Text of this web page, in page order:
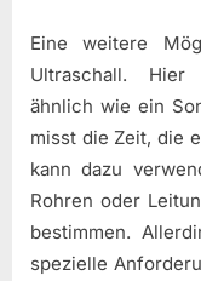
Eine weitere
Ultraschall. Hier
ähnlich wie ein
misst die Zeit, die
kann dazu
Rohren oder
bestimmen.
spezielle